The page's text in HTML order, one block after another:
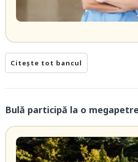
Citește tot bancul
Bulă participă la o